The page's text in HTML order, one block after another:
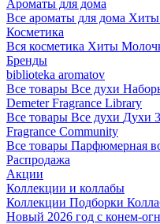
Ароматы для дома
Все ароматы для дома Хиты
Косметика
Вся косметика Хиты
Бренды
biblioteka aromatov
Все товары Все духи
Demeter Fragrance Library
Все товары Все духи Духи
Fragrance Community
Все товары Парфюмерная
Распродажа
Акции
Коллекции и коллабы
Коллекции Подборки
Новый 2026 год с конем-